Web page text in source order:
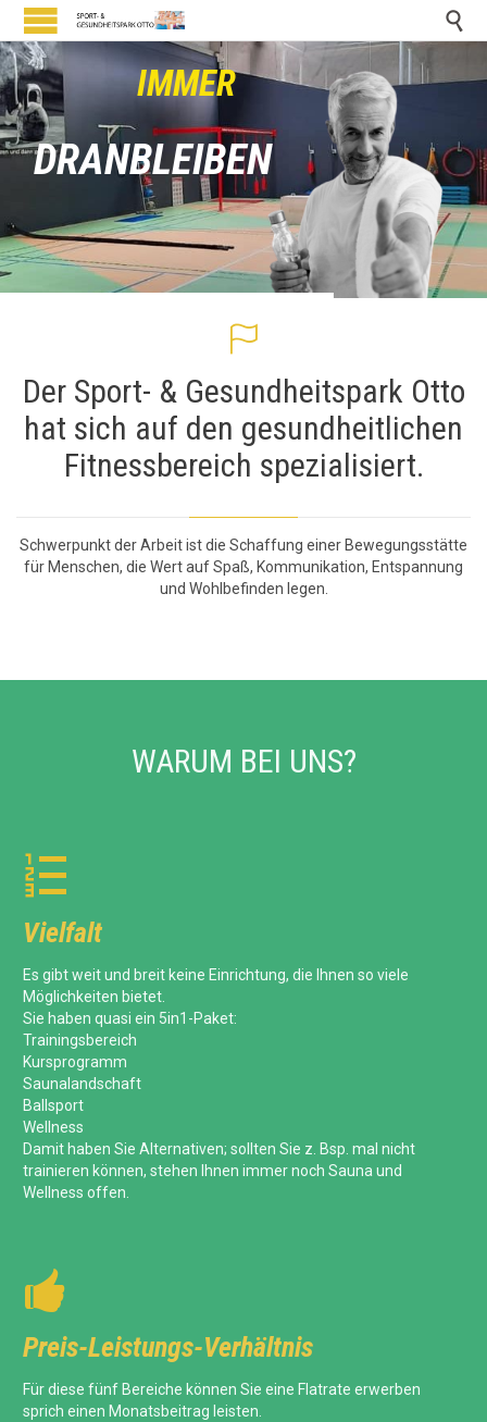

IMMER
DRANBLEIBEN

Der Sport- & Gesundheitspark Otto
hat sich auf den gesundheitlichen
Fitnessbereich spezialisiert.
Schwerpunkt der Arbeit ist die Schaffung einer Bewegungsstätte
für Menschen, die Wert auf Spaß, Kommunikation, Entspannung
und Wohlbefinden legen.
WARUM BEI UNS?

Vielfalt
Es gibt weit und breit keine Einrichtung, die Ihnen so viele
Möglichkeiten bietet.
Sie haben quasi ein 5in1-Paket:
Trainingsbereich
Kursprogramm
Saunalandschaft
Ballsport
Wellness
Damit haben Sie Alternativen; sollten Sie z. Bsp. mal nicht
trainieren können, stehen Ihnen immer noch Sauna und
Wellness offen.

Preis-Leistungs-Verhältnis
Für diese fünf Bereiche können Sie eine Flatrate erwerben
sprich einen Monatsbeitrag leisten.